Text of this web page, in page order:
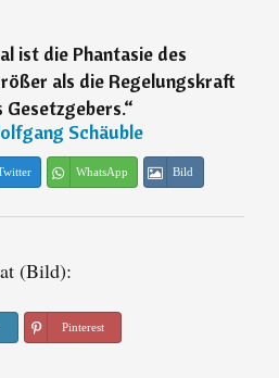
ist die Phantasie des
als die Regelungskraft
Gesetzgebers.“
Schäuble
WhatsApp Bild
(Bild):
Pinterest